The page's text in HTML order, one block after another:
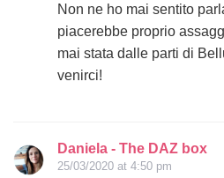
Non ne ho mai sentito
piacerebbe proprio
mai stata dalle parti di
venirci!
Daniela - The DAZ box
25/03/2020 at 4:50 pm